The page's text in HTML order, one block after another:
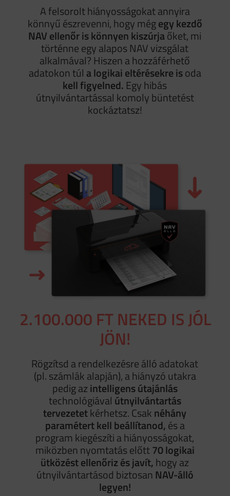
A felsorolt hiányosságokat annyira
könnyű észrevenni, hogy mégegy kezdő
NAV ellenőr is könnyen kiszúrjaőket, mi
történne egy alapos NAV vizsgálat
alkalmával? Hiszen a hozzáférhető
adatokon túl a logikai eltérésekreisoda
kellfigyelned. Egy hibás
útnyilvántartással komoly büntetést
kockáztatsz!
2.100.000 FT NEKED IS JÓL
JÖN!
Rögzítsd a rendelkezésre álló adatokat
(pl. számlák alapján), a hiányzó utakra
pedig azintelligens útajánlás
technológiával útnyilvántartás
tervezetetkérhetsz. Csaknéhány
paramétert kell beállítanod,és a
program kiegészíti a hiányosságokat,
miközben nyomtatás előtt70 logikai
ütközést ellenőriz és javít,hogy az
útnyilvántartásod biztosanNAV-álló
legyen!